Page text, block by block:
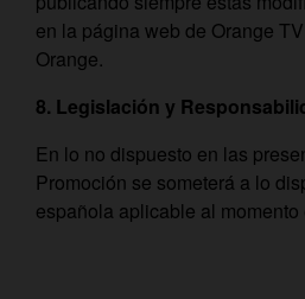
en la página web de Orange
Orange.
8. Legislación y
En lo no dispuesto en las
Promoción se someterá a lo
española aplicable al